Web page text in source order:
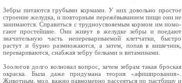
Зебры питаются грубыми кормами. У них до­вольно простое
строение желудка, и повторным пережёвыванием пищи они не
занимаются. Справиться с трудноусвояемым кормом им помо­
гают простейшие. Они живут в желудке зебры и поедают
значительную часть неперевариваемой клетчатки, быстро
растут и бурно размножают­ся, а затем, попав в кишечник,
перевариваются, снабжая зебру белками и витаминами.
Зоологов долго волновал вопрос, зачем зебрам такая броская
окраска. Была даже придумана теория «афиширования».
Животным, мол, важно равномерно рассеяться по пастбищу и